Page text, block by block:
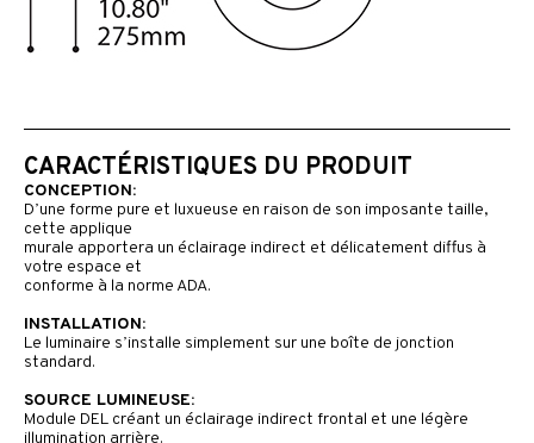
CARACTÉRISTIQUES DU PRODUIT
CONCEPTION:
D’une forme pure et luxueuse en raison de son imposante taille,
cette applique
murale apportera un éclairage indirect et délicatement diffus à
votre espace et
conforme à la norme ADA.
INSTALLATION:
Le luminaire s’installe simplement sur une boîte de jonction
standard.
SOURCE LUMINEUSE:
Module DEL créant un éclairage indirect frontal et une légère
illumination arrière.